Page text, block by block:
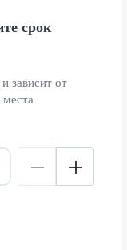
срок
зависит от